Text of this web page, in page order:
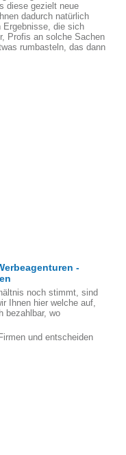
diese gezielt neue
dadurch natürlich
Ergebnisse, die sich
Profis an solche Sachen
rumbasteln, das dann
-
noch stimmt, sind
Ihnen hier welche auf,
bezahlbar, wo
und entscheiden